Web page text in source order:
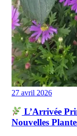
27 avril 2026
L’Arrivée
Nouvelles